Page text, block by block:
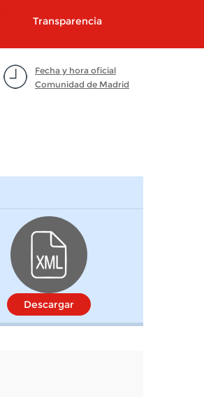
Transparencia
Fecha y hora oficial
Comunidad de Madrid
Descargar